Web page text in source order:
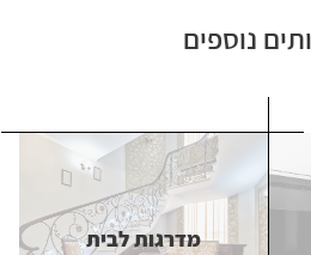
נוספים
מדרגות לבית